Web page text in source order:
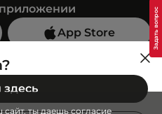
ты даешь согласие
App Store
сетях
нам
здесь